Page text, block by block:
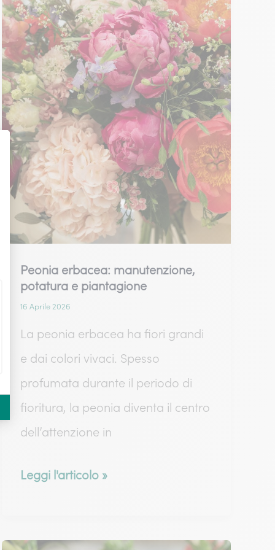
Peonia erbacea: manutenzione,
potatura e piantagione
16 Aprile 2026
La peonia erbacea ha fiori grandi
e dai colori vivaci. Spesso
profumata durante il periodo di
fioritura, la peonia diventa il centro
dell’attenzione in
Peonia
Leggi l'articolo »